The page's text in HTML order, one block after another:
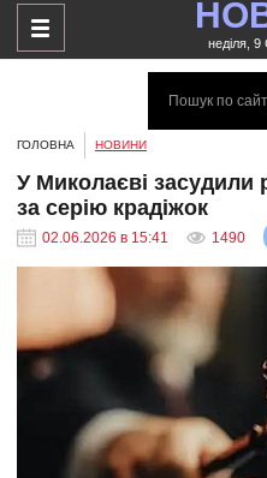
неділя,
ГОЛОВНА НОВИНИ
У Миколаєві засудили
за серію крадіжок
02.06.2026 в 15:41 1490